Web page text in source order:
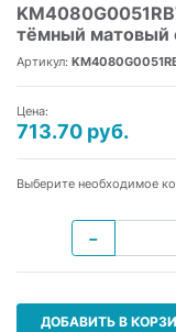
тёмный матовый
Артикул:
Цена:
713.70 руб.
Выберите необходимое
−
ДОБАВИТЬ В